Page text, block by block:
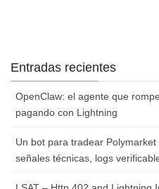
Entradas recientes
OpenClaw: el agente que
pagando con Lightning
Un bot para tradear
señales técnicas, logs